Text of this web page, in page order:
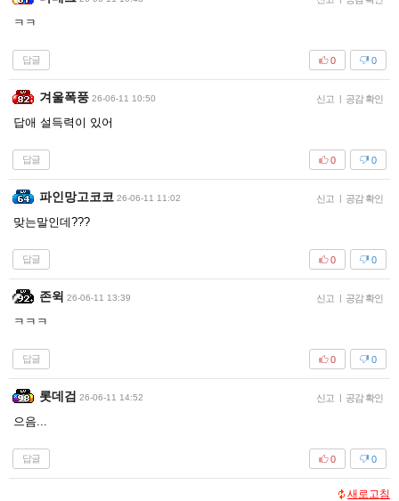
ㅋㅋ
답글 0
0
겨울폭풍 26-06-11 10:50 신고 | 공감 확인
답애 설득력이 있어
답글 0
0
파인망고코코 26-06-11 11:02 신고 | 공감 확인
맞는말인데???
답글 0
0
존윅 26-06-11 13:39 신고 | 공감 확인
ㅋㅋㅋ
답글 0
0
롯데검 26-06-11 14:52 신고 | 공감 확인
으음...
답글 0
0
새로고침